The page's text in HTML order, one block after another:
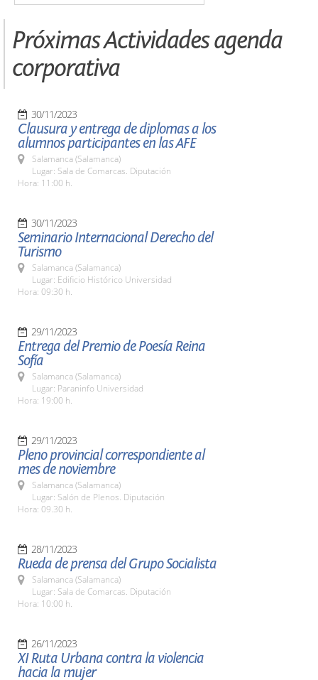
Próximas Actividades agenda
corporativa
30/11/2023
Clausura y entrega de diplomas a los
alumnos participantes en las AFE
Salamanca (Salamanca)
Lugar: Sala de Comarcas. Diputación
Hora: 11:00 h.
30/11/2023
Seminario Internacional Derecho del
Turismo
Salamanca (Salamanca)
Lugar: Edificio Histórico Universidad
Hora: 09:30 h.
29/11/2023
Entrega del Premio de Poesía Reina
Sofía
Salamanca (Salamanca)
Lugar: Paraninfo Universidad
Hora: 19:00 h.
29/11/2023
Pleno provincial correspondiente al
mes de noviembre
Salamanca (Salamanca)
Lugar: Salón de Plenos. Diputación
Hora: 09.30 h.
28/11/2023
Rueda de prensa del Grupo Socialista
Salamanca (Salamanca)
Lugar: Sala de Comarcas. Diputación
Hora: 10:00 h.
26/11/2023
XI Ruta Urbana contra la violencia
hacia la mujer